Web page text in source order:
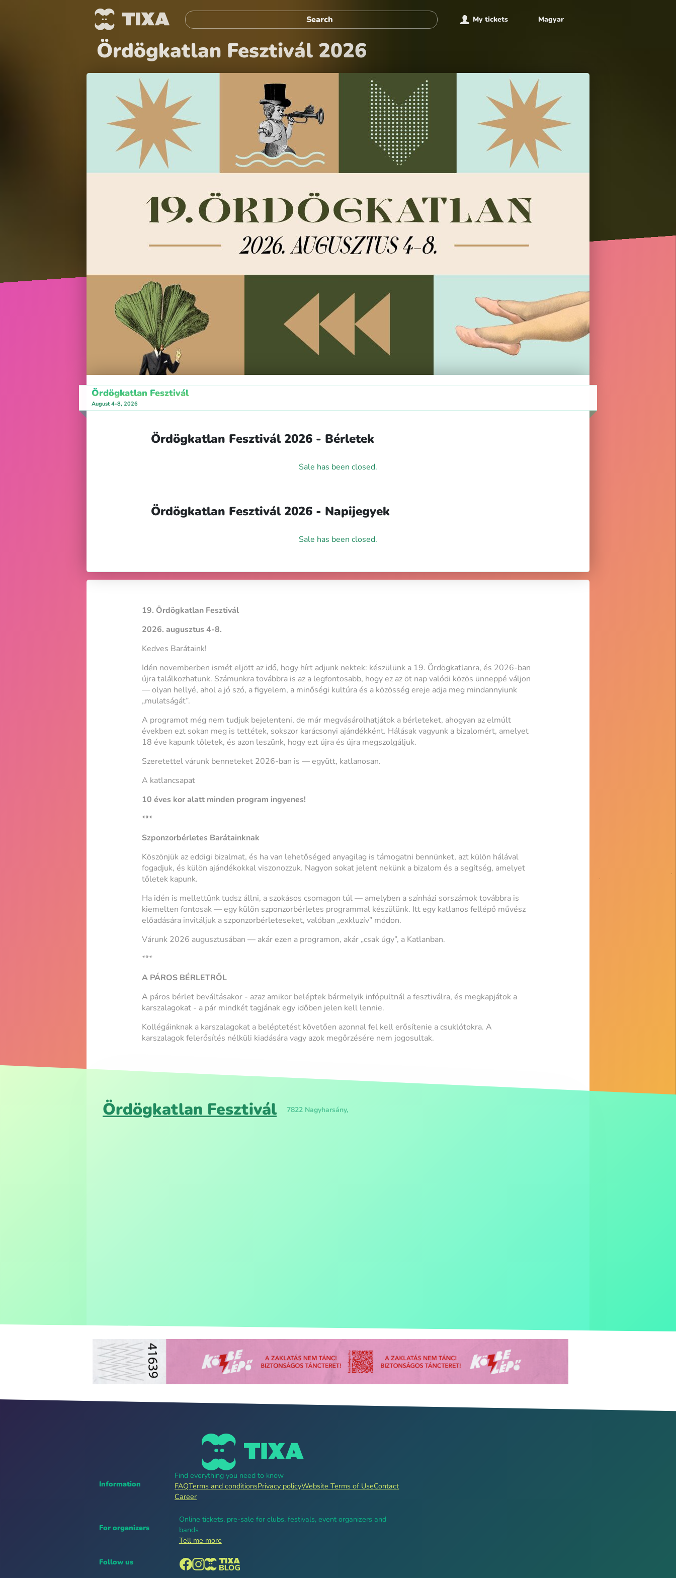
My tickets Magyar
Ördögkatlan Fesztivál 2026
Ördögkatlan Fesztivál
August 4-8, 2026
Ördögkatlan Fesztivál 2026 - Bérletek
Sale has been closed.
Ördögkatlan Fesztivál 2026 - Napijegyek
Sale has been closed.
19. Ördögkatlan Fesztivál
2026. augusztus 4-8.
Kedves Barátaink!
Idén novemberben ismét eljött az idő, hogy hírt adjunk nektek: készülünk a 19. Ördögkatlanra, és 2026-ban
újra találkozhatunk. Számunkra továbbra is az a legfontosabb, hogy ez az öt nap valódi közös ünneppé váljon
— olyan hellyé, ahol a jó szó, a figyelem, a minőségi kultúra és a közösség ereje adja meg mindannyiunk
„mulatságát”.
A programot még nem tudjuk bejelenteni, de már megvásárolhatjátok a bérleteket, ahogyan az elmúlt
években ezt sokan meg is tettétek, sokszor karácsonyi ajándékként. Hálásak vagyunk a bizalomért, amelyet
18 éve kapunk tőletek, és azon leszünk, hogy ezt újra és újra megszolgáljuk.
Szeretettel várunk benneteket 2026-ban is — együtt, katlanosan.
A katlancsapat
10 éves kor alatt minden program ingyenes!
***
Szponzorbérletes Barátainknak
Köszönjük az eddigi bizalmat, és ha van lehetőséged anyagilag is támogatni bennünket, azt külön hálával
fogadjuk, és külön ajándékokkal viszonozzuk. Nagyon sokat jelent nekünk a bizalom és a segítség, amelyet
tőletek kapunk.
Ha idén is mellettünk tudsz állni, a szokásos csomagon túl — amelyben a színházi sorszámok továbbra is
kiemelten fontosak — egy külön szponzorbérletes programmal készülünk. Itt egy katlanos fellépő művész
előadására invitáljuk a szponzorbérleteseket, valóban „exkluzív” módon.
Várunk 2026 augusztusában — akár ezen a programon, akár „csak úgy”, a Katlanban.
***
A PÁROS BÉRLETRŐL
A páros bérlet beváltásakor - azaz amikor beléptek bármelyik infópultnál a fesztiválra, és megkapjátok a
karszalagokat - a pár mindkét tagjának egy időben jelen kell lennie.
Kollégáinknak a karszalagokat a beléptetést követően azonnal fel kell erősítenie a csuklótokra. A
karszalagok felerősítés nélküli kiadására vagy azok megőrzésére nem jogosultak.
Ördögkatlan Fesztivál 7822 Nagyharsány,
Information
Find everything you need to know
FAQTerms and conditionsPrivacy policyWebsite Terms of UseContact
Career
For organizers
Online tickets, pre-sale for clubs, festivals, event organizers and
bands
Tell me more
Follow us